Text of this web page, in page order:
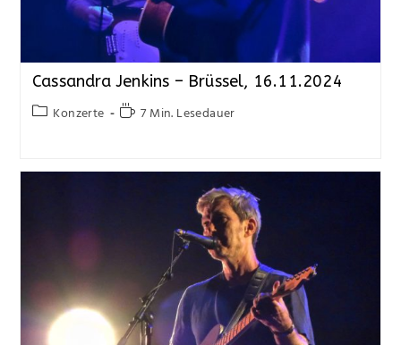
Cassandra Jenkins – Brüssel, 16.11.2024
Konzerte 7 Min. Lesedauer